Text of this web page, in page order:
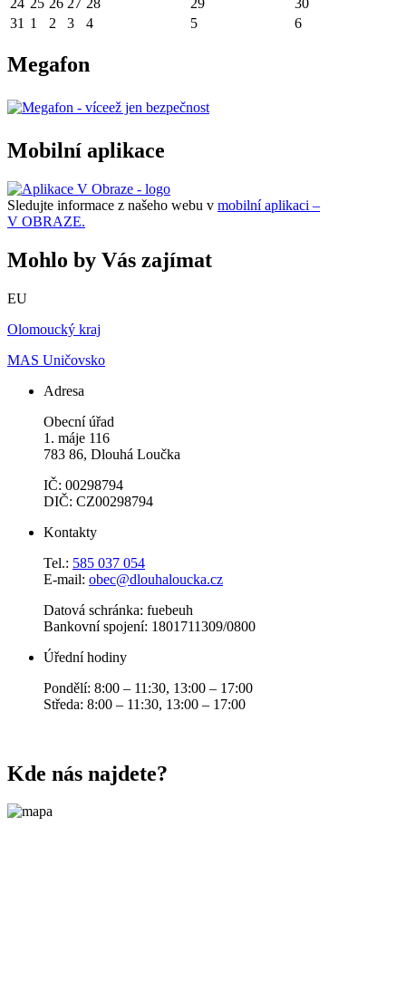
24 25 26 27 28 29
30
31 1 2 3 4 5 6
Megafon
Mobilní aplikace
Sledujte informace z našeho webu v mobilní aplikaci –
V OBRAZE.
Mohlo by Vás zajímat
EU
Olomoucký kraj
MAS Uničovsko
Adresa
Obecní úřad
1. máje 116
783 86, Dlouhá Loučka
IČ: 00298794
DIČ: CZ00298794
Kontakty
Tel.: 585 037 054
E-mail: obec@dlouhaloucka.cz
Datová schránka: fuebeuh
Bankovní spojení: 1801711309/0800
Úřední hodiny
Pondělí: 8:00 – 11:30, 13:00 – 17:00
Středa: 8:00 – 11:30, 13:00 – 17:00
Kde nás najdete?